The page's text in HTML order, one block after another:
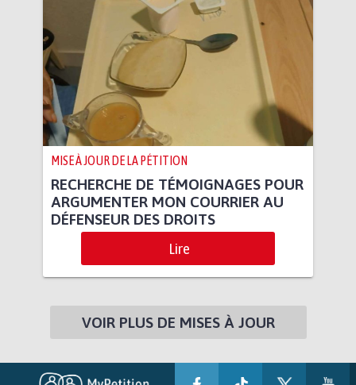
MISE À JOUR DE LA PÉTITION
RECHERCHE DE TÉMOIGNAGES POUR
ARGUMENTER MON COURRIER AU
DÉFENSEUR DES DROITS
Lire
VOIR PLUS DE MISES À JOUR